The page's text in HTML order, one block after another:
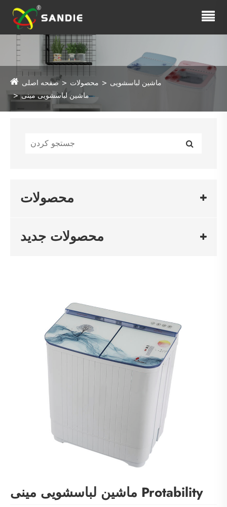
صفحه اصلی محصولات
ماشین لباسشویی
ماشین لباسشویی مینی
محصولات
محصولات جدید
ماشین لباسشویی مینی Protability